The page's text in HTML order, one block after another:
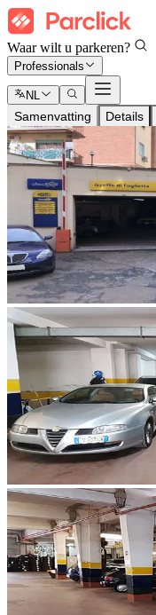
Waar wilt u parkeren?
Professionals
NL
Samenvatting Details